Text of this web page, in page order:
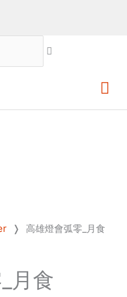
❭ 高雄燈會弧零_月食
月食